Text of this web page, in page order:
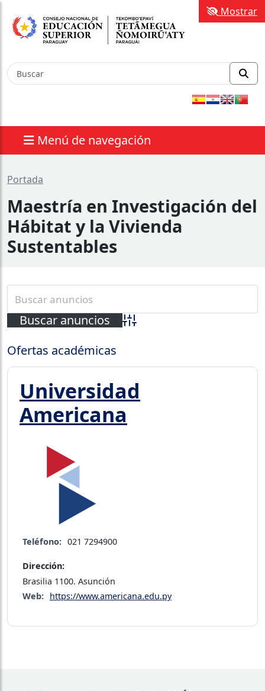
Menú de navegación
Mostrar
Portada
Maestría en Investigación del
Hábitat y la Vivienda
Sustentables
Búsqueda avanzada
Ofertas académicas
Universidad
Americana
Teléfono: 021 7294900
Dirección:
Brasilia 1100. Asunción
Web: https://www.americana.edu.py